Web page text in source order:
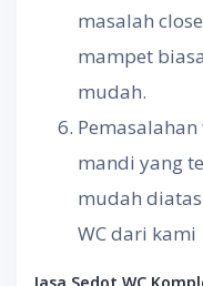
masalah
mampet
mudah.
mandi yang
mudah
WC dari kami